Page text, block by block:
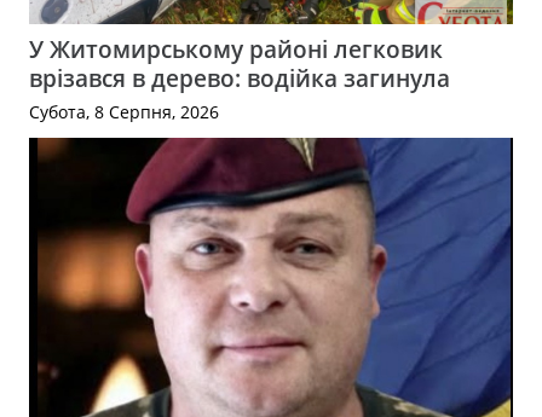
У Житомирському районі легковик
врізався в дерево: водійка загинула
Субота, 8 Серпня, 2026